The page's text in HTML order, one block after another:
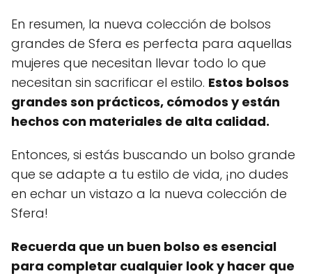
En resumen, la nueva colección de bolsos
grandes de Sfera es perfecta para aquellas
mujeres que necesitan llevar todo lo que
necesitan sin sacrificar el estilo. Estos bolsos
grandes son prácticos, cómodos y están
hechos con materiales de alta calidad.
Entonces, si estás buscando un bolso grande
que se adapte a tu estilo de vida, ¡no dudes
en echar un vistazo a la nueva colección de
Sfera!
Recuerda que un buen bolso es esencial
para completar cualquier look y hacer que